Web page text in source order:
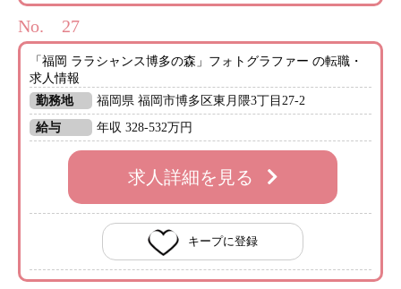
No.
「福岡 ララシャンス博多の森」フォトグラファー の転職・
求人情報
勤務地
福岡県 福岡市博多区東月隈3丁目27-2
給与
年収 328-532万円
求人詳細を見る
キープに登録